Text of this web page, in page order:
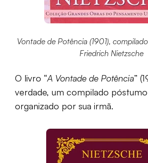
Vontade de Potência (1901),
Friedrich Nietzsche
O livro “A Vontade de Potência”
verdade, um compilado
organizado por sua irmã.